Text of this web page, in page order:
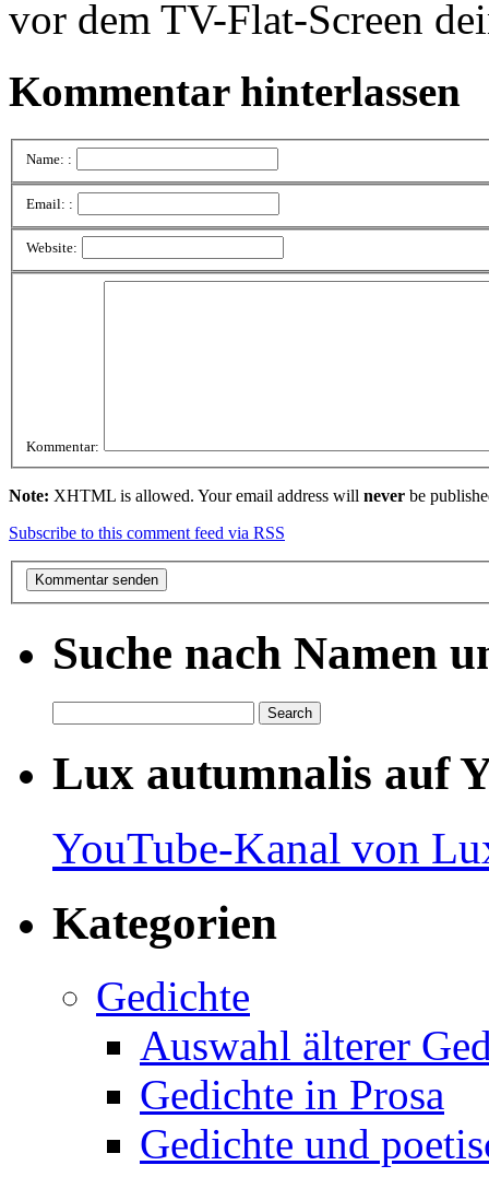
vor dem TV-Flat-Screen
Kommentar hinterlassen
Name: :
Email: :
Website:
Kommentar:
Note: XHTML is allowed. Your email address will never be
Subscribe to this comment feed via RSS
Suche nach Namen
Lux autumnalis auf
YouTube-Kanal von
Kategorien
Gedichte
Auswahl älterer
Gedichte in Prosa
Gedichte und